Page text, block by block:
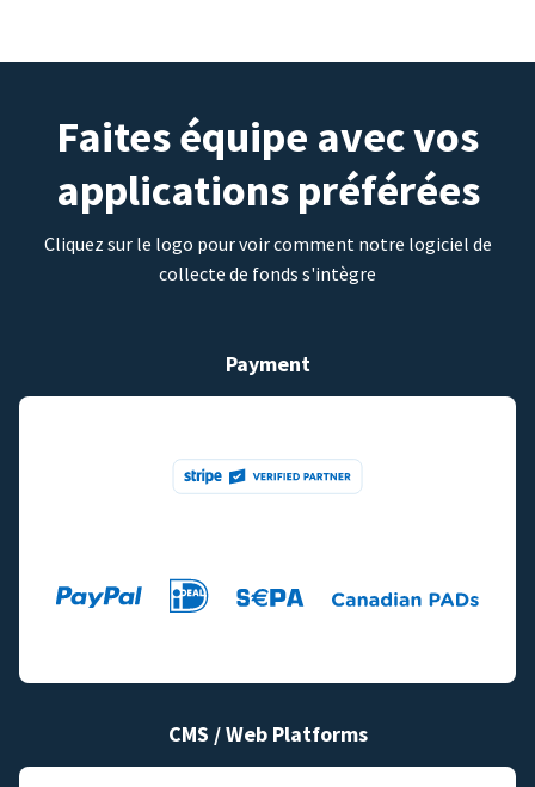
Faites équipe avec vos
applications préférées
Cliquez sur le logo pour voir comment notre logiciel de
collecte de fonds s'intègre
Payment
CMS / Web Platforms